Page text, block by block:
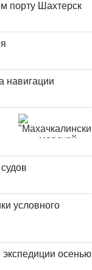
порту Шахтерск
навигации
условного
осенью